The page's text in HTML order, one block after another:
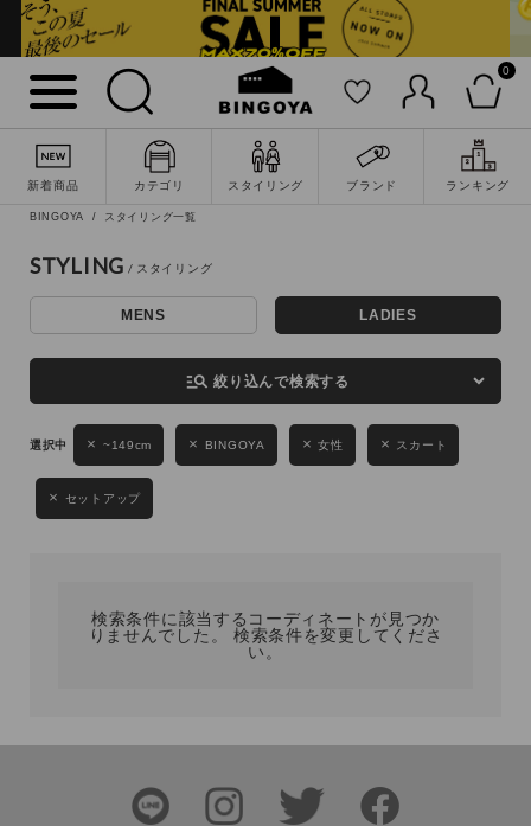
0
新着商品 カテゴリ スタイリング ブランド ランキング
詳細検索
キーワード
性別
MENS LADIES KIDS
ブランド
BINGOYA スタイリング一覧
STYLING
MENS LADIES
manage_search 絞り込んで検索する
~149cm BINGOYA 女性 スカート
セットアップ
検索条件に該当するコーディネートが見つか
りませんでした。 検索条件を変更してくださ
い。